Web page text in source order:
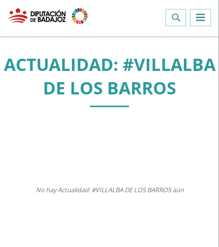
ACTUALIDAD: #VILLALBA
DE LOS BARROS
No hay Actualidad: #VILLALBA DE LOS BARROS aún